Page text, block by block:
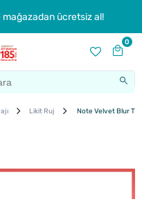
mağazadan ücretsiz al!
0
Likit Ruj Note Velvet Blur